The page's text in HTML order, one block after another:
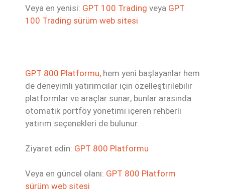
Veya en yenisi: GPT 100 Trading veya GPT
100 Trading sürüm web sitesi
GPT 800 Platformu, hem yeni başlayanlar hem
de deneyimli yatırımcılar için özelleştirilebilir
platformlar ve araçlar sunar; bunlar arasında
otomatik portföy yönetimi içeren rehberli
yatırım seçenekleri de bulunur.
Ziyaret edin: GPT 800 Platformu
Veya en güncel olanı: GPT 800 Platform
sürüm web sitesi